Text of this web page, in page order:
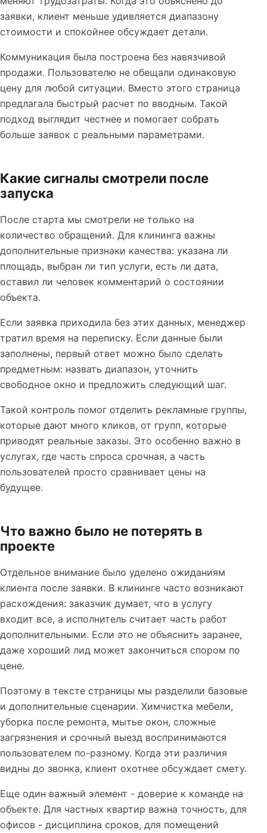
заявки, клиент меньше удивляется диапазону
стоимости и спокойнее обсуждает детали.
Коммуникация была построена без навязчивой
продажи. Пользователю не обещали одинаковую
цену для любой ситуации. Вместо этого страница
предлагала быстрый расчет по вводным. Такой
подход выглядит честнее и помогает собрать
больше заявок с реальными параметрами.
Какие сигналы смотрели после
запуска
После старта мы смотрели не только на
количество обращений. Для клининга важны
дополнительные признаки качества: указана ли
площадь, выбран ли тип услуги, есть ли дата,
оставил ли человек комментарий о состоянии
объекта.
Если заявка приходила без этих данных, менеджер
тратил время на переписку. Если данные были
заполнены, первый ответ можно было сделать
предметным: назвать диапазон, уточнить
свободное окно и предложить следующий шаг.
Такой контроль помог отделить рекламные группы,
которые дают много кликов, от групп, которые
приводят реальные заказы. Это особенно важно в
услугах, где часть спроса срочная, а часть
пользователей просто сравнивает цены на
будущее.
Что важно было не потерять в
проекте
Отдельное внимание было уделено ожиданиям
клиента после заявки. В клининге часто возникают
расхождения: заказчик думает, что в услугу
входит все, а исполнитель считает часть работ
дополнительными. Если это не объяснить заранее,
даже хороший лид может закончиться спором по
цене.
Поэтому в тексте страницы мы разделили базовые
и дополнительные сценарии. Химчистка мебели,
уборка после ремонта, мытье окон, сложные
загрязнения и срочный выезд воспринимаются
пользователем по-разному. Когда эти различия
видны до звонка, клиент охотнее обсуждает смету.
Еще один важный элемент - доверие к команде на
объекте. Для частных квартир важна точность, для
офисов - дисциплина сроков, для помещений